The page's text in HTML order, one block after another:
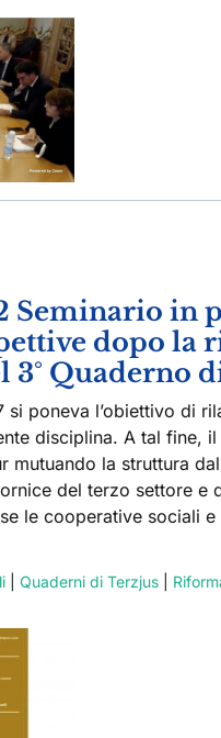
Seminario in
dopo la
3° Quaderno
si poneva l’obiettivo di
disciplina. A tal fine,
mutuando la struttura
del terzo settore
le cooperative sociali
Quaderni di Terzjus